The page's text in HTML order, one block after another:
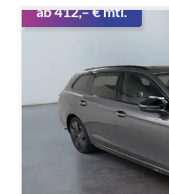
ab 412,– € mtl.